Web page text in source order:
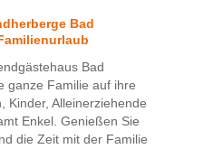
Bad
Bad
ganze Familie auf ihre
Kinder, Alleinerziehende
Enkel. Genießen Sie
die Zeit mit der Familie